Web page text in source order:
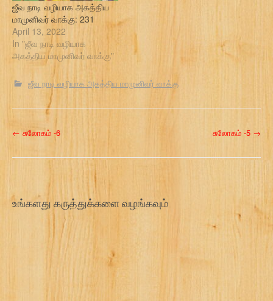
ஜீவ நாடி வழியாக அகத்திய
மாமுனிவர் வாக்கு: 231
April 13, 2022
In "ஜீவ நாடி வழியாக
அகத்திய மாமுனிவர் வாக்கு"
ஜீவ நாடி வழியாக அகத்திய மாமுனிவர் வாக்கு
P
o
t
←சுலோகம் -6 சுலோகம் -5 →
உங்களது கருத்துக்களை வழங்கவும்